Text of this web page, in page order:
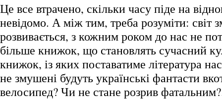
Це все втрачено, скільки часу піде на
невідомо. А між тим, треба розуміти: світ
розвивається, з кожним роком до нас не
більше книжок, що становлять сучасний
книжок, із яких поставатиме література
не змушені будуть українські фантасти
велосипед? Чи не стане розрив